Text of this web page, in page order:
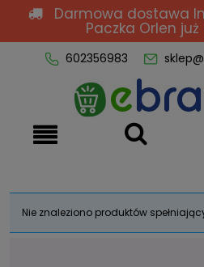
Darmowa dostawa
Paczka Orlen już
602356983
Nie znaleziono produktów